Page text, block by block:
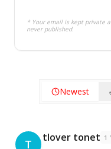
* Your email is kept private
never published.
Newest
T tlover tonet 1